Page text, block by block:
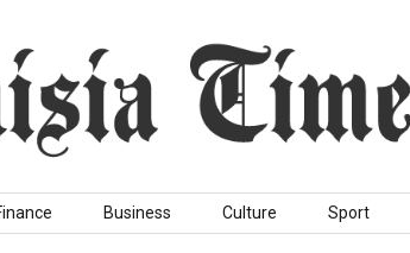
Business Culture Sport